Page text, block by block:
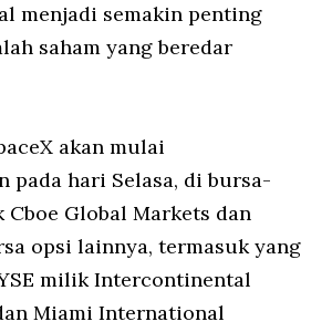
menjadi semakin penting
saham yang beredar
akan mulai
pada hari Selasa, di bursa-
Global Markets dan
opsi lainnya, termasuk yang
milik Intercontinental
Miami International